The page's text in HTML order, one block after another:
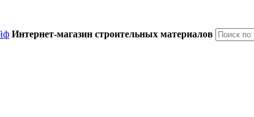
Интернет-магазин строительных материалов